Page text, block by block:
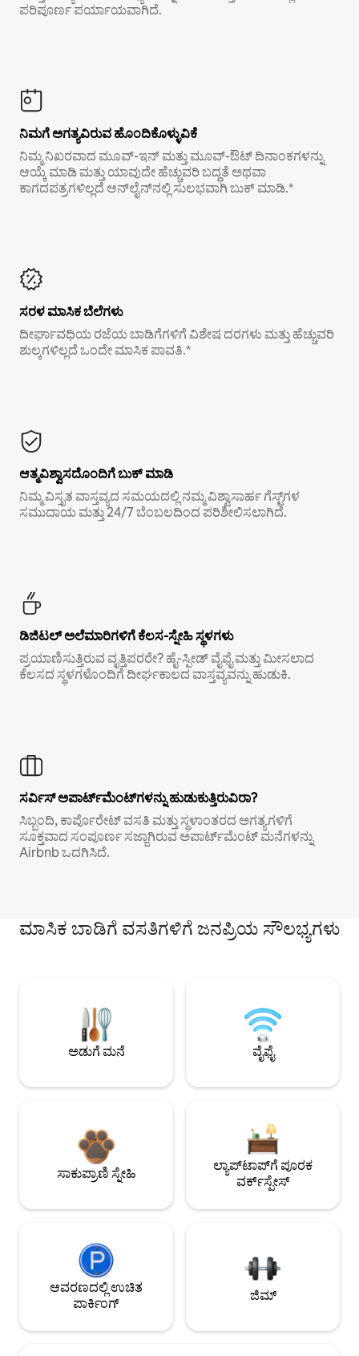
ಪರಿಪೂರ್ಣ ಪರ್ಯಾಯವಾಗಿದೆ.
ನಿಮಗೆ ಅಗತ್ಯವಿರುವ ಹೊಂದಿಕೊಳ್ಳುವಿಕೆ
ನಿಮ್ಮ ನಿಖರವಾದ ಮೂವ್-ಇನ್ ಮತ್ತು ಮೂವ್-ಔಟ್ ದಿನಾಂಕಗಳನ್ನು
ಆಯ್ಕೆ ಮಾಡಿ ಮತ್ತು ಯಾವುದೇ ಹೆಚ್ಚುವರಿ ಬದ್ಧತೆ ಅಥವಾ
ಕಾಗದಪತ್ರಗಳಿಲ್ಲದೆ ಆನ್‌ಲೈನ್‌ನಲ್ಲಿ ಸುಲಭವಾಗಿ ಬುಕ್ ಮಾಡಿ.*
ಸರಳ ಮಾಸಿಕ ಬೆಲೆಗಳು
ದೀರ್ಘಾವಧಿಯ ರಜೆಯ ಬಾಡಿಗೆಗಳಿಗೆ ವಿಶೇಷ ದರಗಳು ಮತ್ತು ಹೆಚ್ಚುವರಿ
ಶುಲ್ಕಗಳಿಲ್ಲದೆ ಒಂದೇ ಮಾಸಿಕ ಪಾವತಿ.*
ಆತ್ಮವಿಶ್ವಾಸದೊಂದಿಗೆ ಬುಕ್ ಮಾಡಿ
ನಿಮ್ಮ ವಿಸ್ತೃತ ವಾಸ್ತವ್ಯದ ಸಮಯದಲ್ಲಿ ನಮ್ಮ ವಿಶ್ವಾಸಾರ್ಹ ಗೆಸ್ಟ್‌ಗಳ
ಸಮುದಾಯ ಮತ್ತು 24/7 ಬೆಂಬಲದಿಂದ ಪರಿಶೀಲಿಸಲಾಗಿದೆ.
ಡಿಜಿಟಲ್ ಅಲೆಮಾರಿಗಳಿಗೆ ಕೆಲಸ-ಸ್ನೇಹಿ ಸ್ಥಳಗಳು
ಪ್ರಯಾಣಿಸುತ್ತಿರುವ ವೃತ್ತಿಪರರೇ? ಹೈ-ಸ್ಪೀಡ್ ವೈಫೈ ಮತ್ತು ಮೀಸಲಾದ
ಕೆಲಸದ ಸ್ಥಳಗಳೊಂದಿಗೆ ದೀರ್ಘಕಾಲದ ವಾಸ್ತವ್ಯವನ್ನು ಹುಡುಕಿ.
ಸರ್ವಿಸ್ ಅಪಾರ್ಟ್‌ಮೆಂಟ್‌ಗಳನ್ನು ಹುಡುಕುತ್ತಿರುವಿರಾ?
ಸಿಬ್ಬಂದಿ, ಕಾರ್ಪೊರೇಟ್ ವಸತಿ ಮತ್ತು ಸ್ಥಳಾಂತರದ ಅಗತ್ಯಗಳಿಗೆ
ಸೂಕ್ತವಾದ ಸಂಪೂರ್ಣ ಸಜ್ಜಾಗಿರುವ ಅಪಾರ್ಟ್‌ಮೆಂಟ್ ಮನೆಗಳನ್ನು
Airbnb ಒದಗಿಸಿದೆ.
ಮಾಸಿಕ ಬಾಡಿಗೆ ವಸತಿಗಳಿಗೆ ಜನಪ್ರಿಯ ಸೌಲಭ್ಯಗಳು
ಅಡುಗೆ ಮನೆ ವೈಫೈ
ಸಾಕುಪ್ರಾಣಿ ಸ್ನೇಹಿ
ಲ್ಯಾಪ್‌ಟಾಪ್‌ಗೆ ಪೂರಕ
ವರ್ಕ್‌ಸ್ಪೇಸ್
ಆವರಣದಲ್ಲಿ ಉಚಿತ
ಪಾರ್ಕಿಂಗ್
ಜಿಮ್